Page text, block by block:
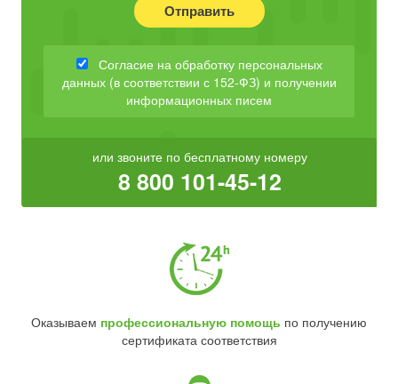
Отправить
Согласие на обработку персональных
данных (в соответствии с 152-ФЗ) и получении
информационных писем
или звоните по бесплатному номеру
8 800 101-45-12
Оказываем профессиональную помощь по получению
сертификата соответствия